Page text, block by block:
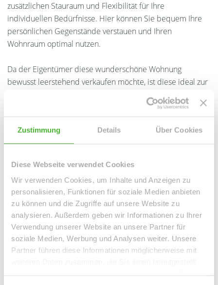
Zustimmung Details Über Cookies
Diese Webseite verwendet Cookies
Wir verwenden Cookies, um Inhalte und Anzeigen zu
personalisieren, Funktionen für soziale Medien anbieten
zu können und die Zugriffe auf unsere Website zu
analysieren. Außerdem geben wir Informationen zu Ihrer
Verwendung unserer Website an unsere Partner für
soziale Medien, Werbung und Analysen weiter. Unsere
Partner führen diese Informationen möglicherweise mit
haben oder die sie im Rahmen Ihrer Nutzung der Dienste
zusätzlichen Stauraum und Flexibilität für Ihre
individuellen Bedürfnisse. Hier können Sie bequem Ihre
persönlichen Gegenstände verstauen und Ihren
Wohnraum optimal nutzen.
Da der Eigentümer diese wunderschöne Wohnung
bewusst leerstehend verkaufen möchte, ist diese ideal zur
Selbstverwirklichung und entsprechender Eigennutzung
Telefon: 004934298549070